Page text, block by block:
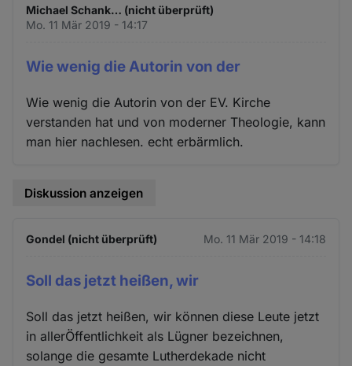
Michael Schank… (nicht überprüft)
Mo. 11 Mär 2019 - 14:17
Wie wenig die Autorin von der
Wie wenig die Autorin von der EV. Kirche
verstanden hat und von moderner Theologie, kann
man hier nachlesen. echt erbärmlich.
Diskussion anzeigen
Gondel (nicht überprüft) Mo. 11 Mär 2019 - 14:18
Soll das jetzt heißen, wir
Soll das jetzt heißen, wir können diese Leute jetzt
in allerÖffentlichkeit als Lügner bezeichnen,
solange die gesamte Lutherdekade nicht